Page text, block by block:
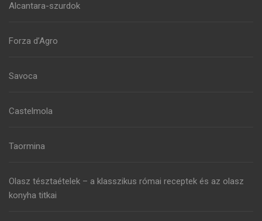
Alcantara-szurdok
Forza d’Agro
Savoca
Castelmola
Taormina
Olasz tésztaételek – a klasszikus római receptek és az olasz
konyha titkai